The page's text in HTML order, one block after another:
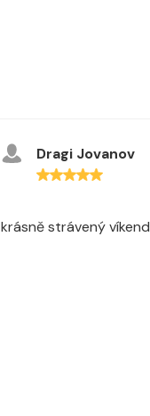
Dragi Jovanov
krásně strávený víkend